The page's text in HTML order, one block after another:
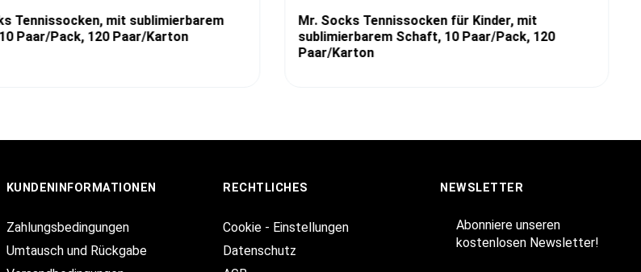
Tennissocken, mit sublimierbarem
Paar/Pack, 120 Paar/Karton
Mr. Socks Tennissocken für Kinder, mit
sublimierbarem Schaft, 10 Paar/Pack, 120
Paar/Karton
KUNDENINFORMATIONEN
Zahlungsbedingungen
Umtausch und Rückgabe
RECHTLICHES
Cookie - Einstellungen
Datenschutz
NEWSLETTER
Abonniere unseren
kostenlosen Newsletter!